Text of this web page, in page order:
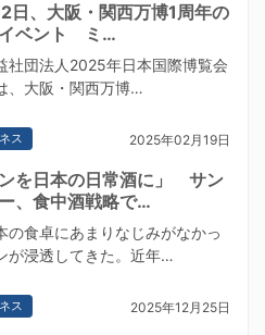
日、大阪・関西万博1周年の
ベント ミ…
社団法人2025年日本国際博覧会
、大阪・関西万博…
ス 2025年02月19日
ンを日本の日常酒に」 サン
、食中酒戦略で…
食卓にあまりなじみがなかっ
が浸透してきた。近年…
ス 2025年12月25日